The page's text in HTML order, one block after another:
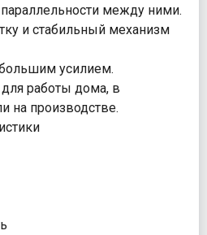
между ними.
и стабильный механизм
усилием.
работы дома, в
на производстве.